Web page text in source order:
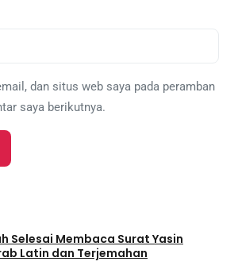
dan situs web saya pada peramban
saya berikutnya.
Selesai Membaca Surat Yasin
Latin dan Terjemahan